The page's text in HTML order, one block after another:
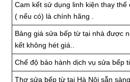
Cam kết sử dụng linh kiện thay
( nếu có) là chính hãng .
Bảng giá sửa bếp từ tại nhà được
kết không hét giá..
Chế độ bảo hành dịch vụ sửa bếp
Thợ sửa bếp từ tại Hà Nội sẵn